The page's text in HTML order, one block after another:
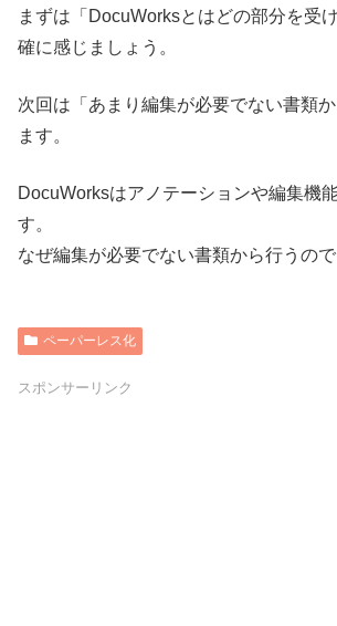
まずは「DocuWorksとはどの部分を受
確に感じましょう。
次回は「あまり編集が必要でない書類
ます。
DocuWorksはアノテーションや編集機
す。
なぜ編集が必要でない書類から行うの
ペーパーレス化
スポンサーリンク